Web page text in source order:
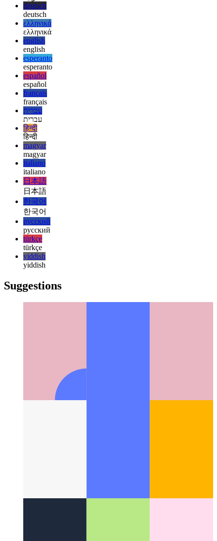
afrikaans
afrikaans
العربية
العربية
deutsch
deutsch
ελληνικά
ελληνικά
english
english
esperanto
esperanto
español
español
français
français
עברית
עברית
हिन्दी
हिन्दी
magyar
magyar
italiano
italiano
日本語
日本語
한국어
한국어
русский
русский
türkçe
yiddish